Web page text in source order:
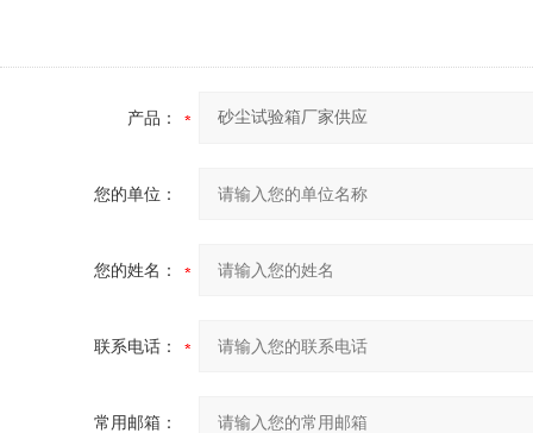
产品：
您的单位：
您的姓名：
联系电话：
常用邮箱：